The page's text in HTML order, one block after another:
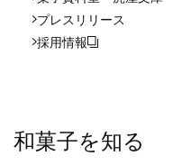
プレスリリース
採用情報
和菓子を知る